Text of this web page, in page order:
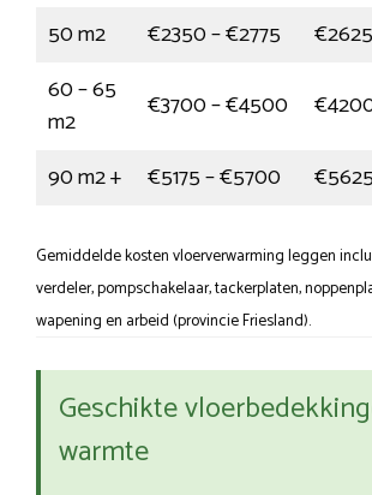
50 m2
€2350 – €2775
60 – 65
m2
€3700 – €4500
90 m2 +
€5175 – €5700
Gemiddelde kosten vloerverwarming leggen
verdeler, pompschakelaar, tackerplaten,
wapening en arbeid (provincie Friesland).
Geschikte
warmte